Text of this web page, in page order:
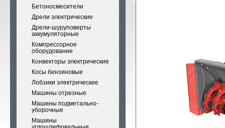
Бетоносмесители
Дрели электрические
Дрели-шуруповерты
аккумуляторные
Компрессорное
оборудование
Конвекторы электрические
Косы бензиновые
Лобзики электрические
Машины отрезные
Машины подметально-
уборочные
Машины